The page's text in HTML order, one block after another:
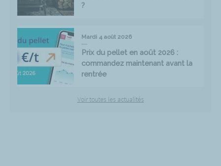
?
Mardi 4 août 2026
Prix du pellet en août 2026 :
commandez maintenant avant la
rentrée
Voir toutes les actualités